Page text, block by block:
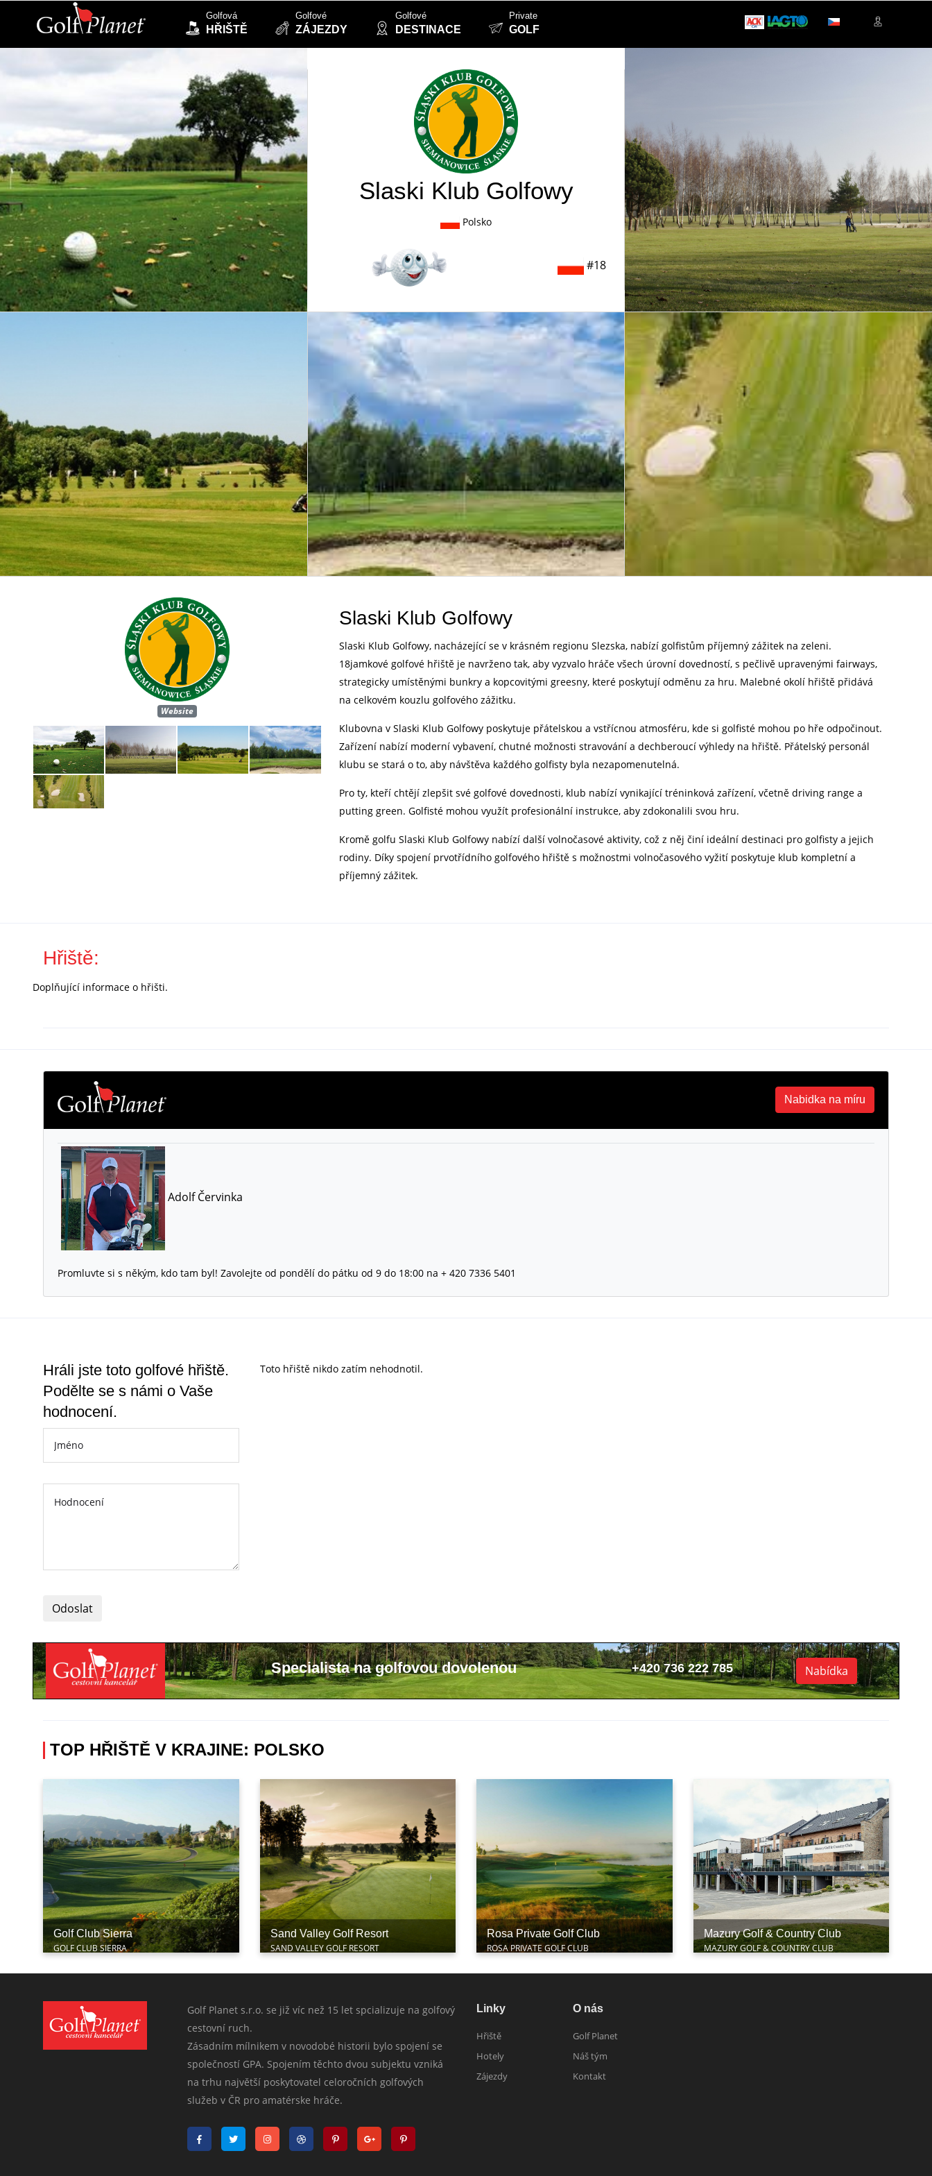
Golfová
HŘIŠTĚ
Golfové
ZÁJEZDY
Golfové
DESTINACE
Private
GOLF
Slaski Klub Golfowy
Polsko
#18
Website
Slaski Klub Golfowy
Slaski Klub Golfowy, nacházející se v krásném regionu Slezska, nabízí golfistům příjemný zážitek na zeleni.
18jamkové golfové hřiště je navrženo tak, aby vyzvalo hráče všech úrovní dovedností, s pečlivě upravenými fairways,
strategicky umístěnými bunkry a kopcovitými greesny, které poskytují odměnu za hru. Malebné okolí hřiště přidává
na celkovém kouzlu golfového zážitku.
Klubovna v Slaski Klub Golfowy poskytuje přátelskou a vstřícnou atmosféru, kde si golfisté mohou po hře odpočinout.
Zařízení nabízí moderní vybavení, chutné možnosti stravování a dechberoucí výhledy na hřiště. Přátelský personál
klubu se stará o to, aby návštěva každého golfisty byla nezapomenutelná.
Pro ty, kteří chtějí zlepšit své golfové dovednosti, klub nabízí vynikající tréninková zařízení, včetně driving range a
putting green. Golfisté mohou využít profesionální instrukce, aby zdokonalili svou hru.
Kromě golfu Slaski Klub Golfowy nabízí další volnočasové aktivity, což z něj činí ideální destinaci pro golfisty a jejich
rodiny. Díky spojení prvotřídního golfového hřiště s možnostmi volnočasového vyžití poskytuje klub kompletní a
příjemný zážitek.
Hřiště:
Doplňující informace o hřišti.
Nabidka na míru
Adolf Červinka
Promluvte si s někým, kdo tam byl! Zavolejte od pondělí do pátku od 9 do 18:00 na + 420 7336 5401
Hráli jste toto golfové hřiště.
Podělte se s námi o Vaše
hodnocení.
Odoslat
Toto hřiště nikdo zatím nehodnotil.
Specialista na golfovou dovolenou +420 736 222 785 Nabídka
TOP HŘIŠTĚ V KRAJINE: POLSKO
Golf Club Sierra
GOLF CLUB SIERRA
Sand Valley Golf Resort
SAND VALLEY GOLF RESORT
Rosa Private Golf Club
ROSA PRIVATE GOLF CLUB
Mazury Golf & Country Club
MAZURY GOLF & COUNTRY CLUB
Golf Planet s.r.o. se již víc než 15 let spcializuje na golfový
cestovní ruch.
Zásadním mílnikem v novodobé historii bylo spojení se
společností GPA. Spojením těchto dvou subjektu vzniká
na trhu najvětší poskytovatel celoročních golfových
služeb v ČR pro amatérske hráče.
Linky
Hřiště
Hotely
Zájezdy
O nás
Golf Planet
Náš tým
Kontakt